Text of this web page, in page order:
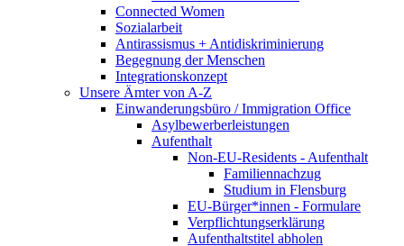
Connected Women
Sozialarbeit
Antirassismus + Antidiskriminierung
Begegnung der Menschen
Integrationskonzept
Unsere Ämter von A-Z
Einwanderungsbüro / Immigration Office
Asylbewerberleistungen
Aufenthalt
Non-EU-Residents - Aufenthalt
Familiennachzug
Studium in Flensburg
EU-Bürger*innen - Formulare
Verpflichtungserklärung
Aufenthaltstitel abholen